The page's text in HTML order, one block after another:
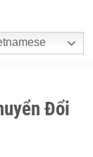
Đổi